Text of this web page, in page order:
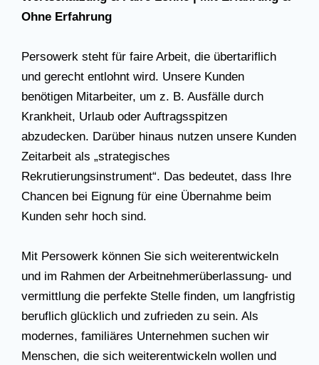
Ohne Erfahrung
Persowerk steht für faire Arbeit, die übertariflich
und gerecht entlohnt wird. Unsere Kunden
benötigen Mitarbeiter, um z. B. Ausfälle durch
Krankheit, Urlaub oder Auftragsspitzen
abzudecken. Darüber hinaus nutzen unsere Kunden
Zeitarbeit als „strategisches
Rekrutierungsinstrument“. Das bedeutet, dass Ihre
Chancen bei Eignung für eine Übernahme beim
Kunden sehr hoch sind.
Mit Persowerk können Sie sich weiterentwickeln
und im Rahmen der Arbeitnehmerüberlassung- und
vermittlung die perfekte Stelle finden, um langfristig
beruflich glücklich und zufrieden zu sein. Als
modernes, familiäres Unternehmen suchen wir
Menschen, die sich weiterentwickeln wollen und